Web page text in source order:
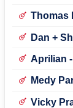
Thomas
Dan +
Aprilian
Medy
Vicky